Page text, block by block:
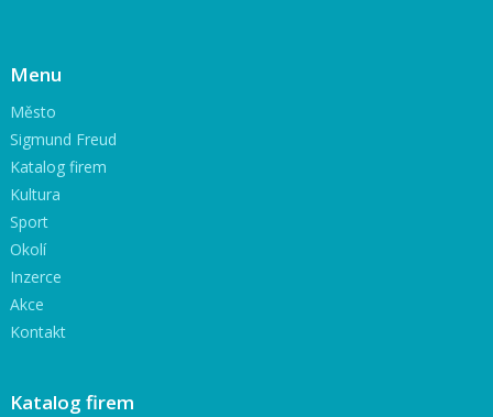
Menu
Město
Sigmund Freud
Katalog firem
Kultura
Sport
Okolí
Inzerce
Akce
Kontakt
Katalog firem